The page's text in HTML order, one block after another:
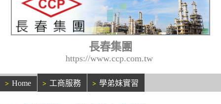
長春集團
https://www.ccp.com.tw
Home 工商服務 學弟妹實習